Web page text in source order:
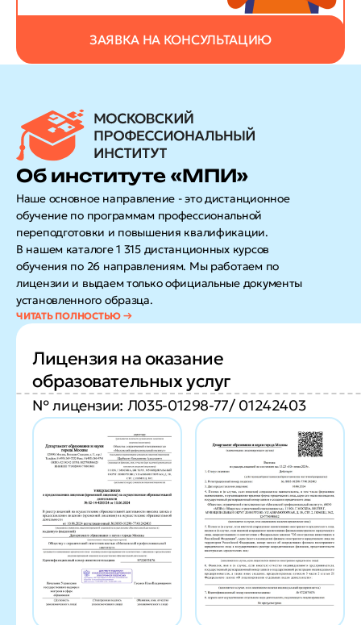
ЗАЯВКА НА КОНСУЛЬТАЦИЮ
Об институте «МПИ»
Наше основное направление - это дистанционное
обучение по программам профессиональной
переподготовки и повышения квалификации.
В нашем каталоге 1 315 дистанционных курсов
обучения по 26 направлениям. Мы работаем по
лицензии и выдаем только официальные документы
установленного образца.
Лицензия на оказание
образовательных услуг
№ лицензии: Л035-01298-77/ 01242403